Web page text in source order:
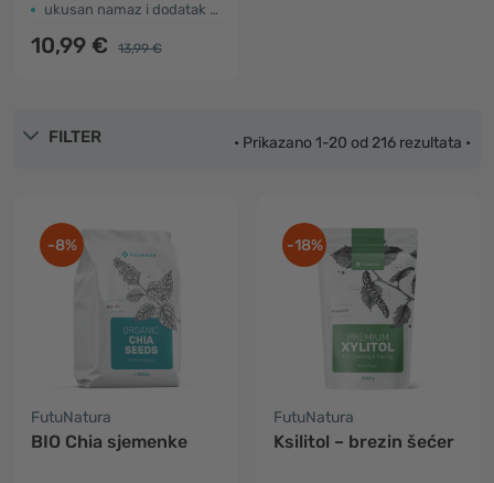
ukusan namaz i dodatak jelima
10,99 € 13,99 €
FILTER • Prikazano 1-20 od 216 rezultata •
-8%
FutuNatura
BIO Chia sjemenke
-18%
FutuNatura
Ksilitol – brezin šećer